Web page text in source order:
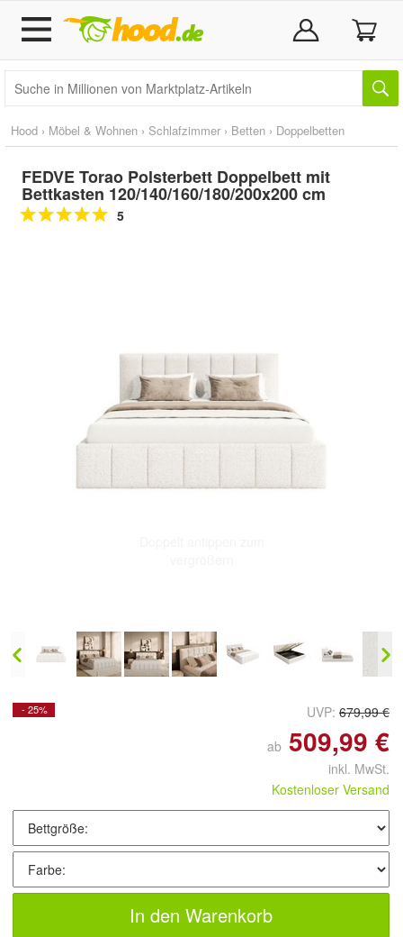
Hood › Möbel & Wohnen › Schlafzimmer › Betten › Doppelbetten
FEDVE Torao Polsterbett Doppelbett mit
Bettkasten 120/140/160/180/200x200 cm
5
- 25% UVP: 679,99 €
ab 509,99 €
inkl. MwSt.
Kostenloser Versand
In den Warenkorb